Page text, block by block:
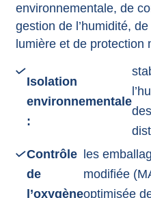
environnementale, de
gestion de l’humidité,
lumière et de protection
Isolation
environnementale
:
Contrôle
de
l’oxygène
les
modifiée
optimisée